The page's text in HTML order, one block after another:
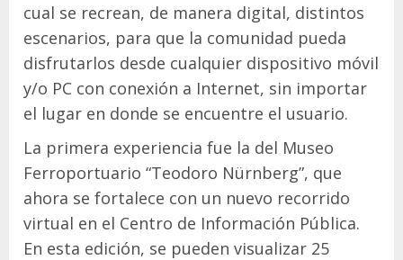
cual se recrean, de manera digital, distintos
escenarios, para que la comunidad pueda
disfrutarlos desde cualquier dispositivo móvil
y/o PC con conexión a Internet, sin importar
el lugar en donde se encuentre el usuario.
La primera experiencia fue la del Museo
Ferroportuario “Teodoro Nürnberg”, que
ahora se fortalece con un nuevo recorrido
virtual en el Centro de Información Pública.
En esta edición, se pueden visualizar 25